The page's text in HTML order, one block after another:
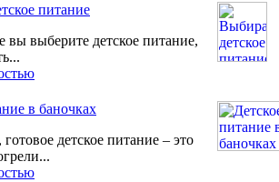
питание
вы выберите детское питание,
в баночках
детское питание – это